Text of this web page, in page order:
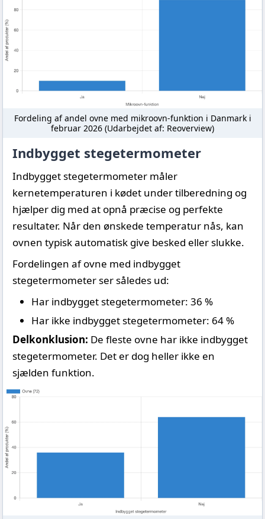
Fordeling af andel ovne med mikroovn-funktion i Danmark i
februar 2026 (Udarbejdet af: Reoverview)
Indbygget stegetermometer
Indbygget stegetermometer måler
kernetemperaturen i kødet under tilberedning og
hjælper dig med at opnå præcise og perfekte
resultater. Når den ønskede temperatur nås, kan
ovnen typisk automatisk give besked eller slukke.
Fordelingen af ovne med indbygget
stegetermometer ser således ud:
Har indbygget stegetermometer: 36 %
Har ikke indbygget stegetermometer: 64 %
Delkonklusion: De fleste ovne har ikke indbygget
stegetermometer. Det er dog heller ikke en
sjælden funktion.